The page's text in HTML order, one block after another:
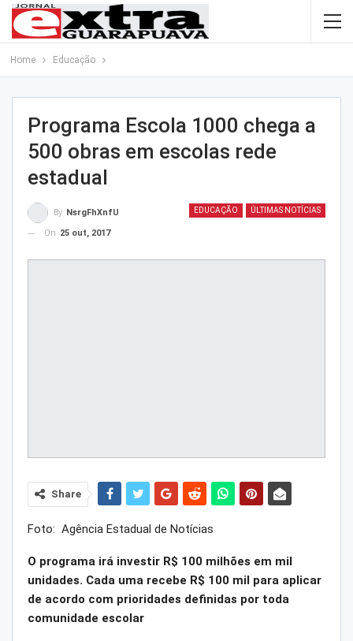
Home Educação
Programa Escola 1000 chega a
500 obras em escolas rede
estadual
EDUCAÇÃO ÚLTIMAS NOTÍCIAS
By NsrgFhXnfU
On 25 out, 2017
Share
Foto: Agência Estadual de Notícias
O programa irá investir R$ 100 milhões em mil
unidades. Cada uma recebe R$ 100 mil para aplicar
de acordo com prioridades definidas por toda
comunidade escolar